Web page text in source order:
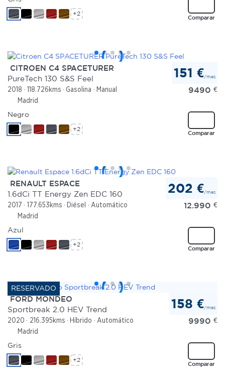
Comparar
+2
CITROEN C4 SPACETURER
PureTech 130 S&S Feel
2018 118.726kms Gasolina
Manual
Madrid
151 €/mes
9490 €
Comparar
Negro
+2
RENAULT ESPACE
1.6dCi TT Energy Zen EDC 160
2017 177.653kms Diésel
Automático
Madrid
202 €/mes
12.990 €
Comparar
Azul
+2
FORD MONDEO
Sportbreak 2.0 HEV Trend
2020 216.395kms Híbrido
Automático
Madrid
158 €/mes
9990 €
Comparar
Gris
+2